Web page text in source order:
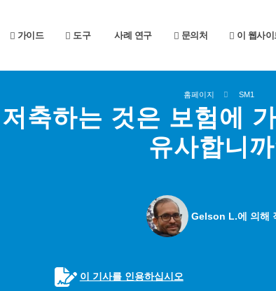
가이드 도구 사례 연구 문의처 이 웹사
홈페이지 SM1
축하는 것은 보험에
유사합니
Gelson L.에 의해
이 기사를 인용하십시오